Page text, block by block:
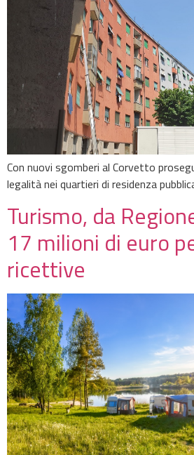
Con nuovi sgomberi al Corvetto
legalità nei quartieri di residenza
Turismo, da
17 milioni di euro
ricettive